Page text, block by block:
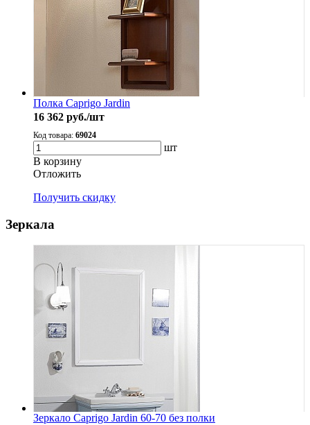
Полка Caprigo Jardin
16 362 руб./шт
Код товара: 69024
шт
В корзину
Oтложить
Получить скидку
Зеркала
Зеркало Caprigo Jardin 60-70 без полки